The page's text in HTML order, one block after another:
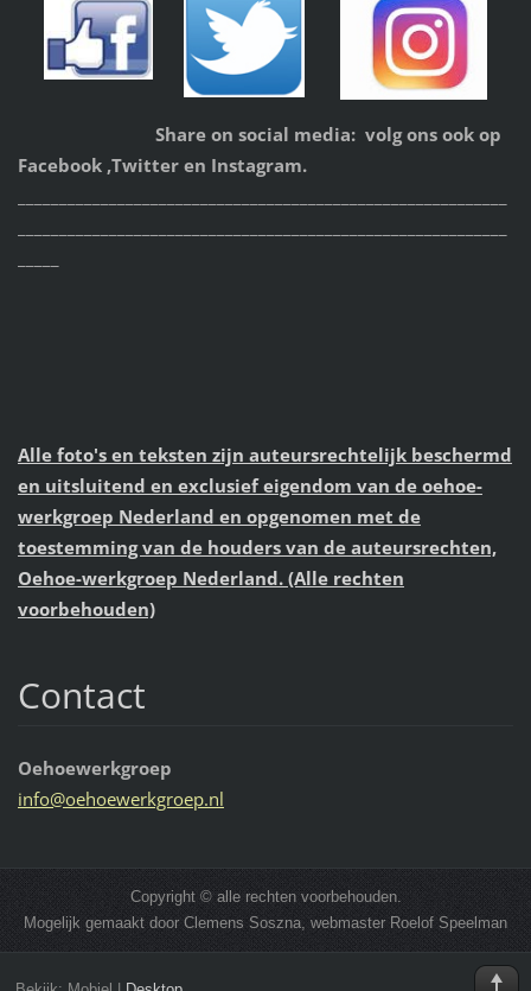
Share on social media: volg ons ook op
Facebook ,Twitter en Instagram.
Alle foto's en teksten zijn auteursrechtelijk beschermd
en uitsluitend en exclusief eigendom van de oehoe-
werkgroep Nederland en opgenomen met de
toestemming van de houders van de auteursrechten,
Oehoe-werkgroep Nederland. (Alle rechten
voorbehouden)
Contact
Oehoewerkgroep
info@oehoewerkgroep.nl
Copyright © alle rechten voorbehouden.
Mogelijk gemaakt door Clemens Soszna, webmaster Roelof Speelman